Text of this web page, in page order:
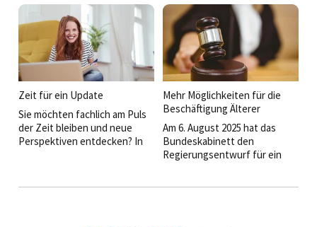
Weiterbildungen sorgen dafür
– kompakt und praxisnah.
Hospitality lohnt sich der Blick
über den Tellerrand. Hier
finden Sie aktuelle Seminare,
die sich leicht in den
Berufsalltag integrieren
lassen und dennoch
nachhaltig wirken.
Zeit für ein Update
Sie möchten fachlich am Puls
der Zeit bleiben und neue
Perspektiven entdecken? In
Mehr Möglichkeiten für die
Beschäftigung Älterer
Am 6. August 2025 hat das
Bundeskabinett den
Regierungsentwurf für ein